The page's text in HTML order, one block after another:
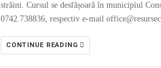
străini. Cursul se desfășoară în municipiul
0742.738836, respectiv e-mail
CONTINUE READING